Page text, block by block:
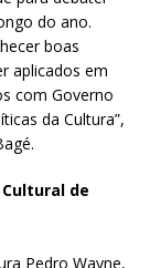
do ano.
boas
aplicados em
com Governo
da Cultura”,
de
Pedro Wayne,